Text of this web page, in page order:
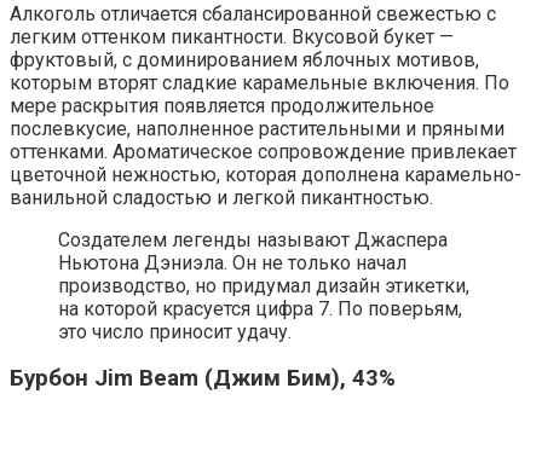
Алкоголь отличается сбалансированной свежестью с
легким оттенком пикантности. Вкусовой букет —
фруктовый, с доминированием яблочных мотивов,
которым вторят сладкие карамельные включения. По
мере раскрытия появляется продолжительное
послевкусие, наполненное растительными и пряными
оттенками. Ароматическое сопровождение привлекает
цветочной нежностью, которая дополнена карамельно-
ванильной сладостью и легкой пикантностью.
Создателем легенды называют Джаспера
Ньютона Дэниэла. Он не только начал
производство, но придумал дизайн этикетки,
на которой красуется цифра 7. По поверьям,
это число приносит удачу.
Бурбон Jim Beam (Джим Бим), 43%